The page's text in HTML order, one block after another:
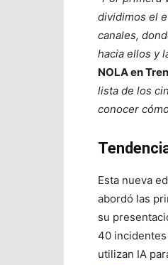
dividimos el
canales,
hacia ellos y
NOLA en
lista de los
conocer
Esta nueva
abordó las
su
40 incidentes
utilizan IA